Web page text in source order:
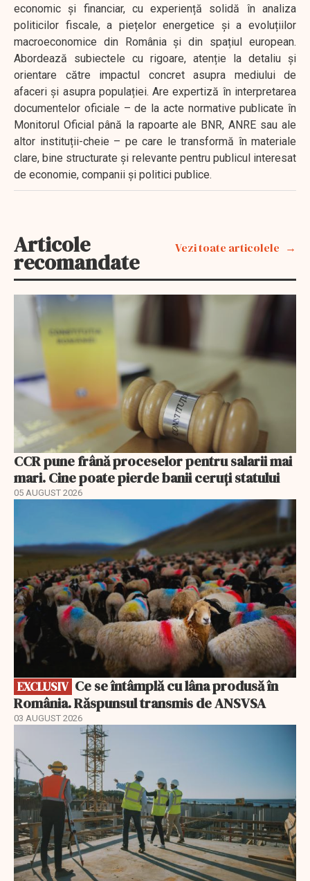
economic și financiar, cu experiență solidă în analiza
politicilor fiscale, a piețelor energetice și a evoluțiilor
macroeconomice din România și din spațiul european.
Abordează subiectele cu rigoare, atenție la detaliu și
orientare către impactul concret asupra mediului de
afaceri și asupra populației. Are expertiză în interpretarea
documentelor oficiale – de la acte normative publicate în
Monitorul Oficial până la rapoarte ale BNR, ANRE sau ale
altor instituții-cheie – pe care le transformă în materiale
clare, bine structurate și relevante pentru publicul interesat
de economie, companii și politici publice.
Articole
recomandate
Vezi toate articolele
CCR pune frână proceselor pentru salarii mai
mari. Cine poate pierde banii ceruți statului
05 AUGUST 2026
EXCLUSIV
România. Răspunsul transmis de ANSVSA
03 AUGUST 2026